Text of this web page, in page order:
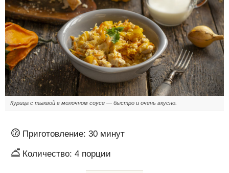
Курица с тыквой в молочном соусе — быстро и очень вкусно.
Приготовление: 30 минут
Количество: 4 порции